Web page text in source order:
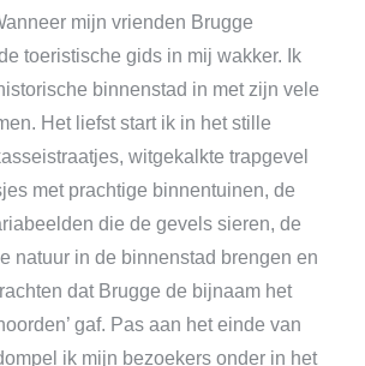
mijn vrienden Brugge
toeristische gids in mij wakker. Ik
binnenstad in met zijn vele
Het liefst start ik in het stille
witgekalkte trapgevel
met prachtige binnentuinen, de
die de gevels sieren, de
natuur in de binnenstad brengen en
dat Brugge de bijnaam het
gaf. Pas aan het einde van
ik mijn bezoekers onder in het